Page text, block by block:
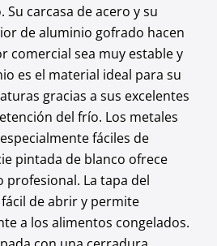
Su carcasa de acero y su
de aluminio gofrado hacen
comercial sea muy estable y
es el material ideal para su
gracias a sus excelentes
del frío. Los metales
fáciles de
pintada de blanco ofrece
profesional. La tapa del
de abrir y permite
a los alimentos congelados.